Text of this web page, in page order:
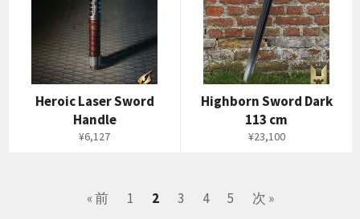
Heroic Laser Sword
Handle
通
¥6,127
Highborn Sword Dark
113 cm
通
¥23,100
« 前 1 2 3 4 5 次 »